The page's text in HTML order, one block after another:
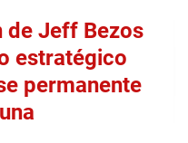
de Jeff Bezos
estratégico
permanente